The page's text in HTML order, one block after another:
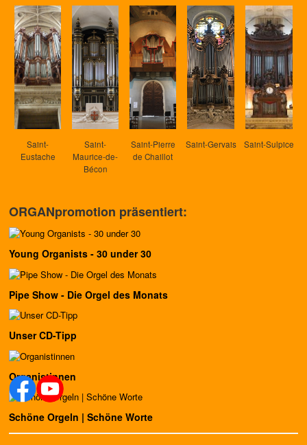
Saint-
Eustache
Saint-
Maurice-de-
Bécon
Saint-Pierre
de Chaillot
Saint-Gervais Saint-Sulpice
ORGANpromotion präsentiert:
Young Organists - 30 under 30
Pipe Show - Die Orgel des Monats
Unser CD-Tipp
Organistinnen
Schöne Orgeln | Schöne Worte